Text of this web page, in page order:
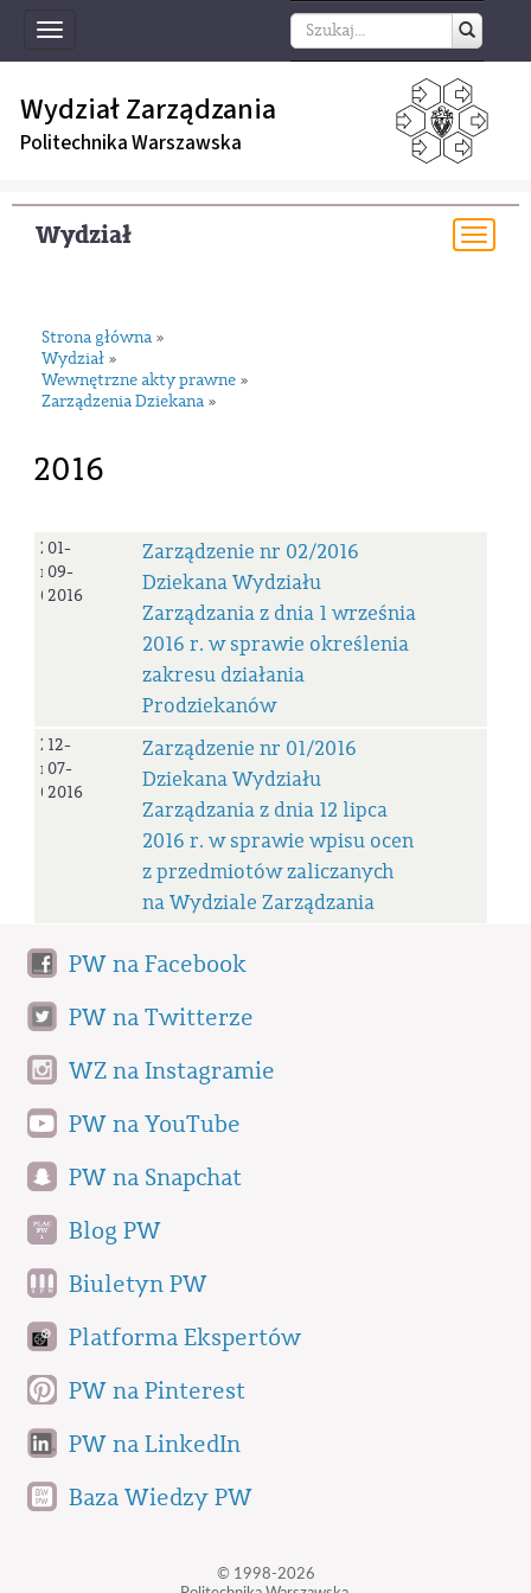
Toggle
navigation
Wydział Zarządzania
Politechnika Warszawska
Wydział
Strona główna »
Wydział »
Wewnętrzne akty prawne »
Zarządzenia Dziekana »
2016
Zarządzenie
nr
02/2016
01-
09-
2016
Zarządzenie nr 02/2016
Dziekana Wydziału
Zarządzania z dnia 1 września
2016 r. w sprawie określenia
zakresu działania
Prodziekanów
Zarządzenie
nr
01/2016
12-
07-
2016
Zarządzenie nr 01/2016
Dziekana Wydziału
Zarządzania z dnia 12 lipca
2016 r. w sprawie wpisu ocen
z przedmiotów zaliczanych
na Wydziale Zarządzania
PW na Facebook
PW na Twitterze
WZ na Instagramie
PW na YouTube
PW na Snapchat
Blog PW
Biuletyn PW
Platforma Ekspertów
PW na Pinterest
PW na LinkedIn
Baza Wiedzy PW
© 1998-2026